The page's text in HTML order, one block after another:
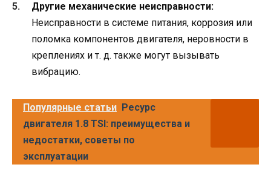
Другие механические неисправности:
Неисправности в системе питания, коррозия или
поломка компонентов двигателя, неровности в
креплениях и т. д. также могут вызывать
вибрацию.
Популярные статьи Ресурс
двигателя 1.8 TSI: преимущества и
недостатки, советы по
эксплуатации